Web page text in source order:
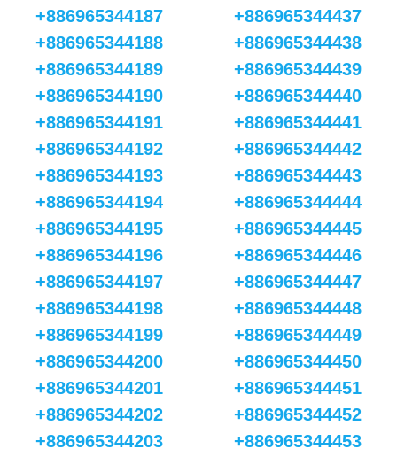
+886965344187
+886965344188
+886965344189
+886965344190
+886965344191
+886965344192
+886965344193
+886965344194
+886965344195
+886965344196
+886965344197
+886965344198
+886965344199
+886965344200
+886965344201
+886965344202
+886965344203
+886965344437
+886965344438
+886965344439
+886965344440
+886965344441
+886965344442
+886965344443
+886965344444
+886965344445
+886965344446
+886965344447
+886965344448
+886965344449
+886965344450
+886965344451
+886965344452
+886965344453